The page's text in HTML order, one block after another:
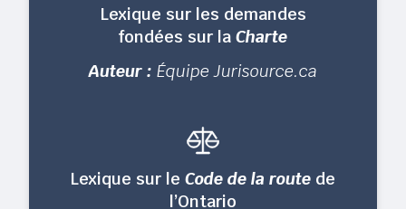
Lexique sur les demandes
fondées sur laCharte
Auteur : Équipe Jurisource.ca
Lexique sur leCode de la route de
l’Ontario